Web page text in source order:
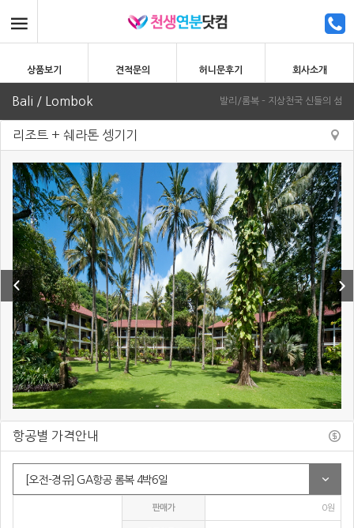
상품보기 견적문의 허니문후기 회사소개
Bali / Lombok 발리/롬복 – 지상천국 신들의 섬
리조트 + 쉐라톤 셍기기
Previous Next
항공별 가격안내
[오전-경유] GA항공 롬복 4박6일
판매가 0원